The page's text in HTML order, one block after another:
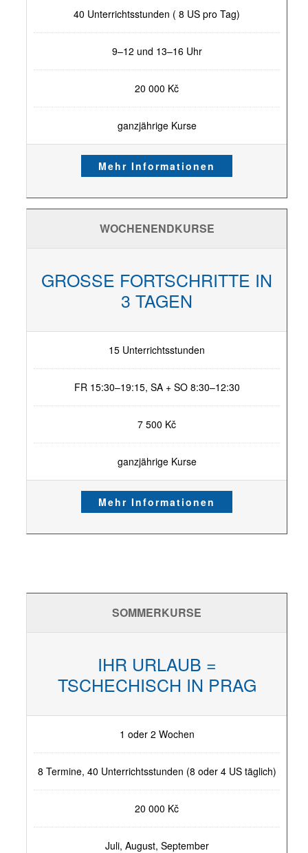
40 Unterrichtsstunden ( 8 US pro Tag)
9–12 und 13–16 Uhr
20 000 Kč
ganzjährige Kurse
Mehr Informationen
WOCHENENDKURSE
GROSSE FORTSCHRITTE IN
3 TAGEN
15 Unterrichtsstunden
FR 15:30–19:15, SA + SO 8:30–12:30
7 500 Kč
ganzjährige Kurse
Mehr Informationen
SOMMERKURSE
IHR URLAUB =
TSCHECHISCH IN PRAG
1 oder 2 Wochen
8 Termine, 40 Unterrichtsstunden (8 oder 4 US täglich)
20 000 Kč
Juli, August, September